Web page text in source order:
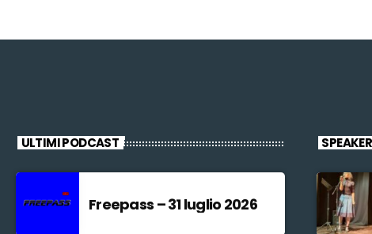
ULTIMI PODCAST
Freepass – 31 luglio 2026